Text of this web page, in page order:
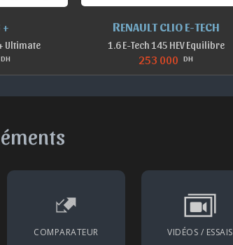
+
Ultimate
DH
RENAULT CLIO E-TECH
1.6 E-Tech 145 HEV Equilibre
253 000 DH
COMPARATEUR VIDÉOS / ESSAIS